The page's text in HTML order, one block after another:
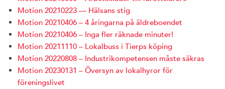
Motion 20210223 — Hälsans stig
Motion 20210406 – 4 åringarna på äldreboendet
Motion 20210406 – Inga fler räknade minuter!
Motion 20211110 – Lokalbuss i Tierps köping
Motion 20220808 – Industrikompetensen måste säkras
Motion 20230131 – Översyn av lokalhyror för
föreningslivet